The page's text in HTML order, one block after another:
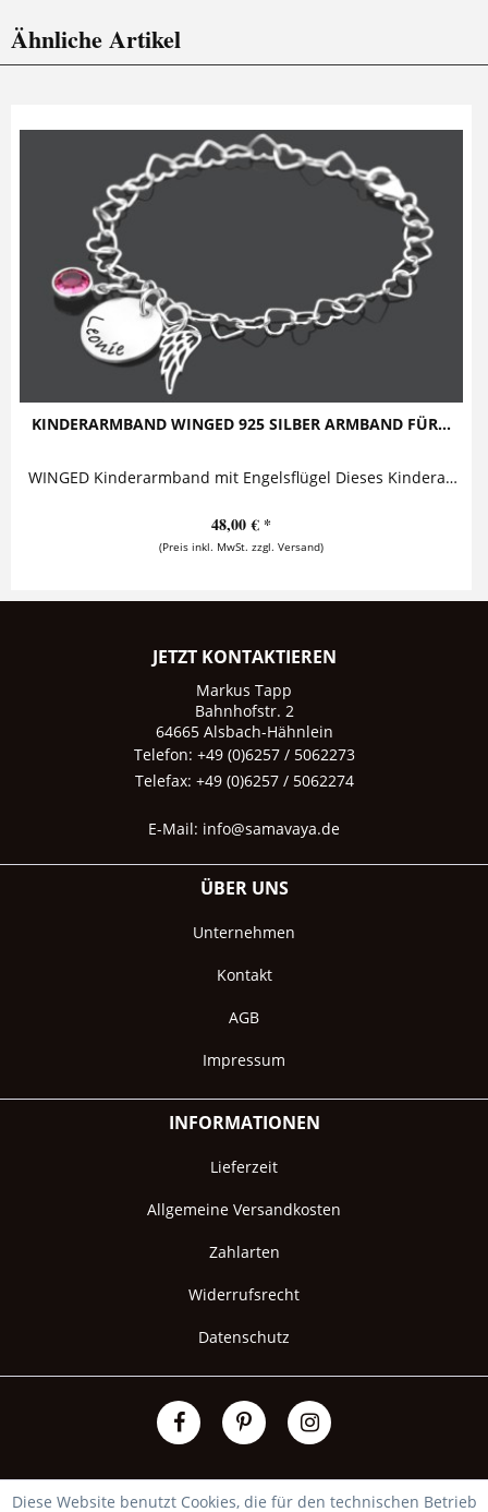
Ähnliche Artikel
KINDERARMBAND WINGED 925 SILBER ARMBAND FÜR...
WINGED Kinderarmband mit Engelsflügel Dieses Kinderarmband mit Gravur für Mädchen besteht aus einem Silberanhänger mit Namensgravur, einem...
48,00 € *
(Preis inkl. MwSt. zzgl. Versand)
JETZT KONTAKTIEREN
Markus Tapp
Bahnhofstr. 2
64665 Alsbach-Hähnlein
Telefon: +49 (0)6257 / 5062273
Telefax: +49 (0)6257 / 5062274
E-Mail: info@samavaya.de
ÜBER UNS
Unternehmen
Kontakt
AGB
Impressum
INFORMATIONEN
Lieferzeit
Allgemeine Versandkosten
Zahlarten
Widerrufsrecht
Datenschutz
Diese Website benutzt Cookies, die für den technischen Betrieb